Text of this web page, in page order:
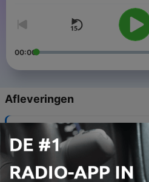
en Len ook aanraakten en
werkt en wat niet werkt.
00:00
Afleveringen
168. Twee cultuurfreaks
Tony's
13 jul. 2021
207 - 167. Laatste Len en Ced